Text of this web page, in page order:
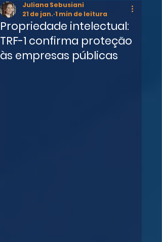
Propriedade intelectual:
TRF-1 confirma proteção
às empresas públicas
Juliana Sebusiani
21 de jan. 1 min de leitura